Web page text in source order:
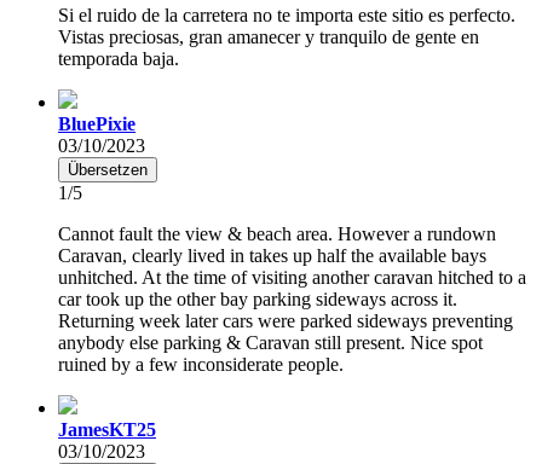
Si el ruido de la carretera no te importa este sitio es perfecto.
Vistas preciosas, gran amanecer y tranquilo de gente en
temporada baja.
BluePixie
03/10/2023
Übersetzen
1/5
Cannot fault the view & beach area. However a rundown
Caravan, clearly lived in takes up half the available bays
unhitched. At the time of visiting another caravan hitched to a
car took up the other bay parking sideways across it.
Returning week later cars were parked sideways preventing
anybody else parking & Caravan still present. Nice spot
ruined by a few inconsiderate people.
JamesKT25
03/10/2023